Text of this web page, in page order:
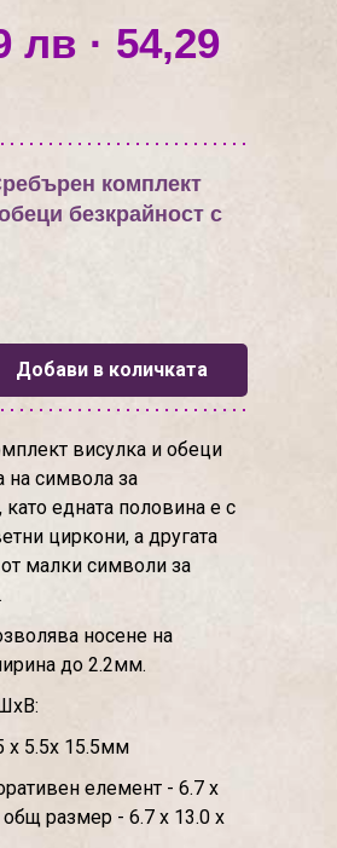
лв · 54,29
комплект
безкрайност с
Добави в количката
висулка и обеци
на символа за
като едната половина е с
циркони, а другата
малки символи за
носене на
до 2.2мм.
х 5.5х 15.5мм
елемент - 6.7 х
размер - 6.7 х 13.0 х